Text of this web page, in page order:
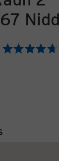
Bewertung: